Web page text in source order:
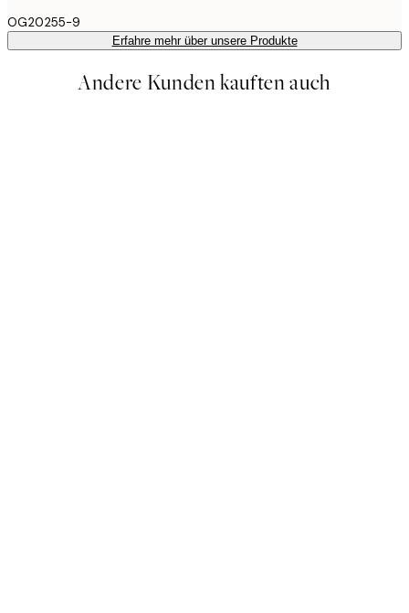
OG20255-9
Erfahre mehr über unsere Produkte
Andere Kunden kauften auch